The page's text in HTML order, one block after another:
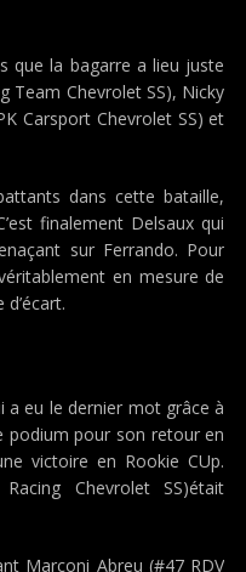
que la bagarre a lieu juste
Team Chevrolet SS), Nicky
Carsport Chevrolet SS) et
dans cette bataille,
finalement Delsaux qui
sur Ferrando. Pour
en mesure de
a eu le dernier mot grâce à
podium pour son retour en
victoire en Rookie CUp.
Chevrolet SS)était
Marconi Abreu (#47 RDV